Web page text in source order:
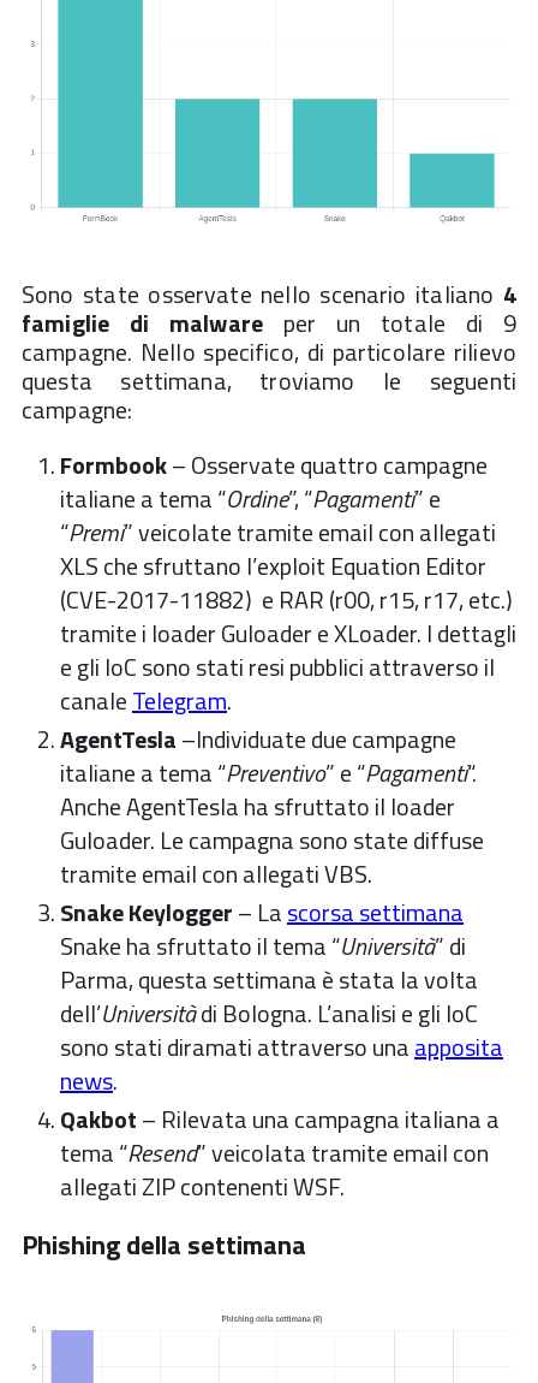
Sono state osservate nello scenario italiano 4
famiglie di malware per un totale di 9
campagne. Nello specifico, di particolare rilievo
questa settimana, troviamo le seguenti
campagne:
Formbook– Osservate quattro campagne
italiane a tema “Ordine”, “Pagamenti” e
“Premi” veicolate tramite email con allegati
XLS che sfruttano l’exploit Equation Editor
(CVE-2017-11882) e RAR (r00, r15, r17, etc.)
tramite i loader Guloader e XLoader. I dettagli
e gli IoC sono stati resi pubblici attraverso il
canaleTelegram.
AgentTesla–Individuate due campagne
italiane a tema “Preventivo” e “Pagamenti“.
Anche AgentTesla ha sfruttato il loader
Guloader. Le campagna sono state diffuse
tramite email con allegati VBS.
Snake Keylogger– Lascorsa settimana
Snake ha sfruttato il tema “Università” di
Parma, questa settimana è stata la volta
dell’Universitàdi Bologna. L’analisi e gli IoC
sono stati diramati attraverso unaapposita
news.
Qakbot– Rilevata una campagna italiana a
tema “Resend” veicolata tramite email con
allegati ZIP contenenti WSF.
Phishing della settimana